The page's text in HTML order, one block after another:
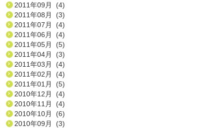
2011年09月 (4)
2011年08月 (3)
2011年07月 (4)
2011年06月 (4)
2011年05月 (5)
2011年04月 (3)
2011年03月 (4)
2011年02月 (4)
2011年01月 (5)
2010年12月 (4)
2010年11月 (4)
2010年10月 (6)
2010年09月 (3)